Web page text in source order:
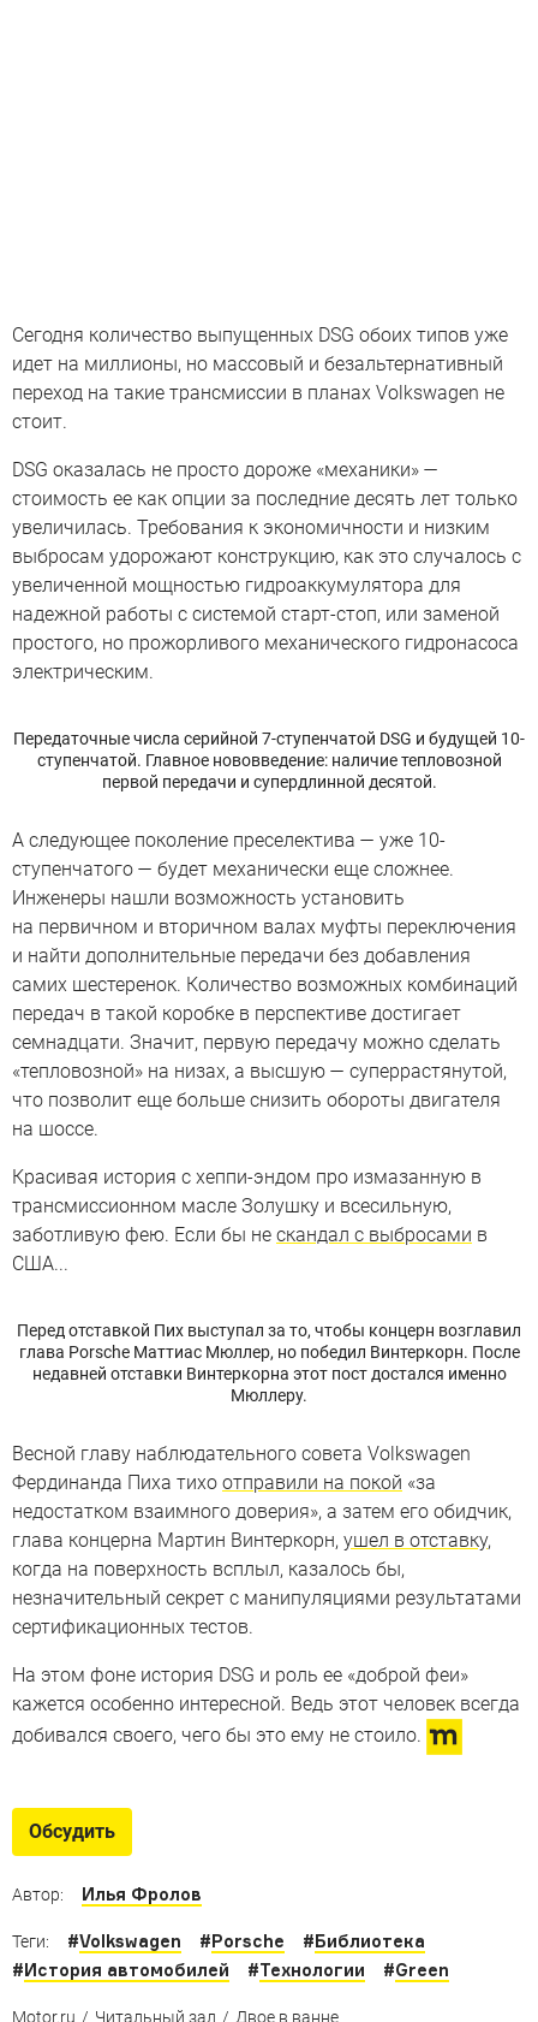
Сегодня количество выпущенных DSG обоих типов уже
идет на миллионы, но массовый и безальтернативный
переход на такие трансмиссии в планах Volkswagen не
стоит.
DSG оказалась не просто дороже «механики» —
стоимость ее как опции за последние десять лет только
увеличилась. Требования к экономичности и низким
выбросам удорожают конструкцию, как это случалось с
увеличенной мощностью гидроаккумулятора для
надежной работы с системой старт-стоп, или заменой
простого, но прожорливого механического гидронасоса
электрическим.
Передаточные числа серийной 7-ступенчатой DSG и будущей 10-
ступенчатой. Главное нововведение: наличие тепловозной
первой передачи и супердлинной десятой.
А следующее поколение преселектива — уже 10-
ступенчатого — будет механически еще сложнее.
Инженеры нашли возможность установить
на первичном и вторичном валах муфты переключения
и найти дополнительные передачи без добавления
самих шестеренок. Количество возможных комбинаций
передач в такой коробке в перспективе достигает
семнадцати. Значит, первую передачу можно сделать
«тепловозной» на низах, а высшую — суперрастянутой,
что позволит еще больше снизить обороты двигателя
на шоссе.
Красивая история с хеппи-эндом про измазанную в
трансмиссионном масле Золушку и всесильную,
заботливую фею. Если бы не скандал с выбросами в
США...
Перед отставкой Пих выступал за то, чтобы концерн возглавил
глава Porsche Маттиас Мюллер, но победил Винтеркорн. После
недавней отставки Винтеркорна этот пост достался именно
Мюллеру.
Весной главу наблюдательного совета Volkswagen
Фердинанда Пиха тихо отправили на покой «за
недостатком взаимного доверия», а затем его обидчик,
глава концерна Мартин Винтеркорн, ушел в отставку,
когда на поверхность всплыл, казалось бы,
незначительный секрет с манипуляциями результатами
сертификационных тестов.
На этом фоне история DSG и роль ее «доброй феи»
кажется особенно интересной. Ведь этот человек всегда
добивался своего, чего бы это ему не стоило.
Обсудить
Автор: Илья Фролов
Теги: #Volkswagen #Porsche #Библиотека
#История автомобилей #Технологии #Green
Motor.ru / Читальный зал / Двое в ванне